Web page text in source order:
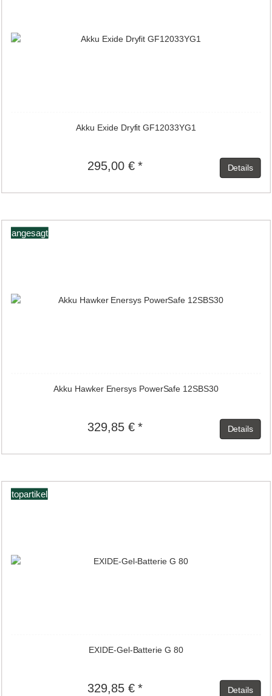
Akku Exide Dryfit GF12033YG1
295,00 € * Details
angesagt
Akku Hawker Enersys PowerSafe 12SBS30
329,85 € * Details
topartikel
EXIDE-Gel-Batterie G 80
329,85 € * Details